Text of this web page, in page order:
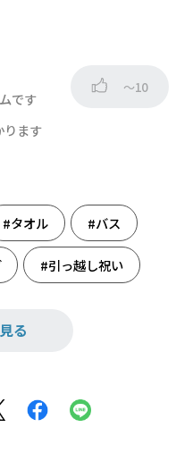
です
～10
ります
#タオル #バス
#引っ越し祝い
る